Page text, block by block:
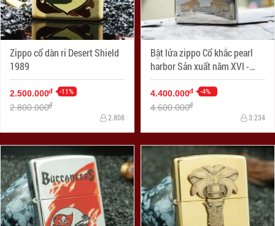
Zippo cổ dàn ri Desert Shield
1989
2.500.000đ -11%
2.800.000đ
2.808
Bật lửa zippo Cổ khắc pearl
harbor Sản xuất năm XVI -
2000
4.400.000đ -4%
4.600.000đ
3.234